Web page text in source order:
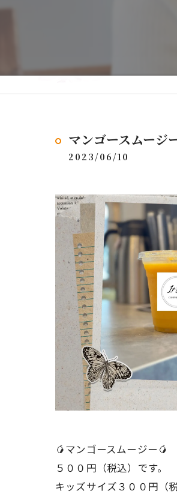
マンゴースムー
2023/06/10
🥭マンゴースムージー🥭
５００円（税込）です。
キッズサイズ３００円（税